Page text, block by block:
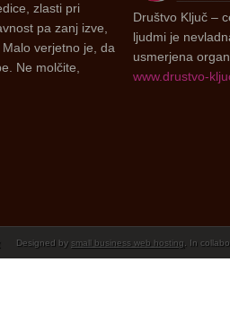
zlasti pri
pa zanj izve,
verjetno je, da
Ne molčite,
Društvo Ključ –
ljudmi je
usmerjena
www.drustvo-
Designed by small business web hosting. In